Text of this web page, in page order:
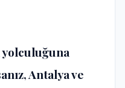
yolculuğuna
Antalya ve